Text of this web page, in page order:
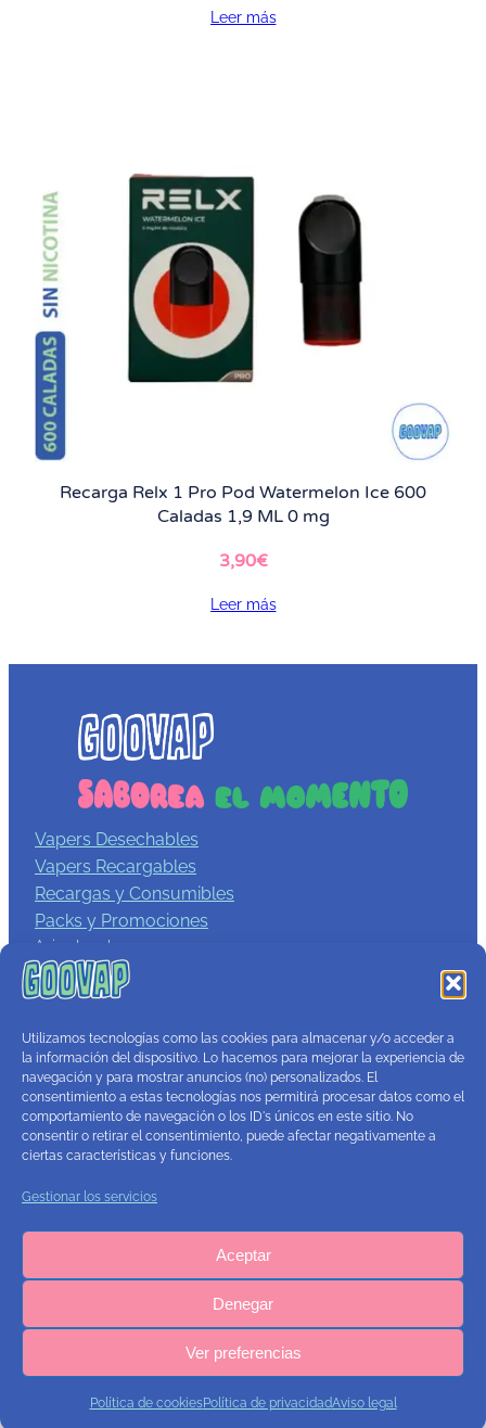
Utilizamos tecnologías como las cookies para almacenar y/o acceder a
la información del dispositivo. Lo hacemos para mejorar la experiencia de
navegación y para mostrar anuncios (no) personalizados. El
consentimiento a estas tecnologías nos permitirá procesar datos como el
comportamiento de navegación o los ID's únicos en este sitio. No
consentir o retirar el consentimiento, puede afectar negativamente a
ciertas características y funciones.
Gestionar los servicios
Aceptar
Denegar
Ver preferencias
Política de cookiesPolítica de privacidadAviso legal
Leer más
Recarga Relx 1 Pro Pod Watermelon Ice 600
Caladas 1,9 ML 0 mg
3,90€
Leer más
Vapers Desechables
Vapers Recargables
Recargas y Consumibles
Packs y Promociones
Aviso legal
Política de privacidad
Términos y condiciones
Contacto